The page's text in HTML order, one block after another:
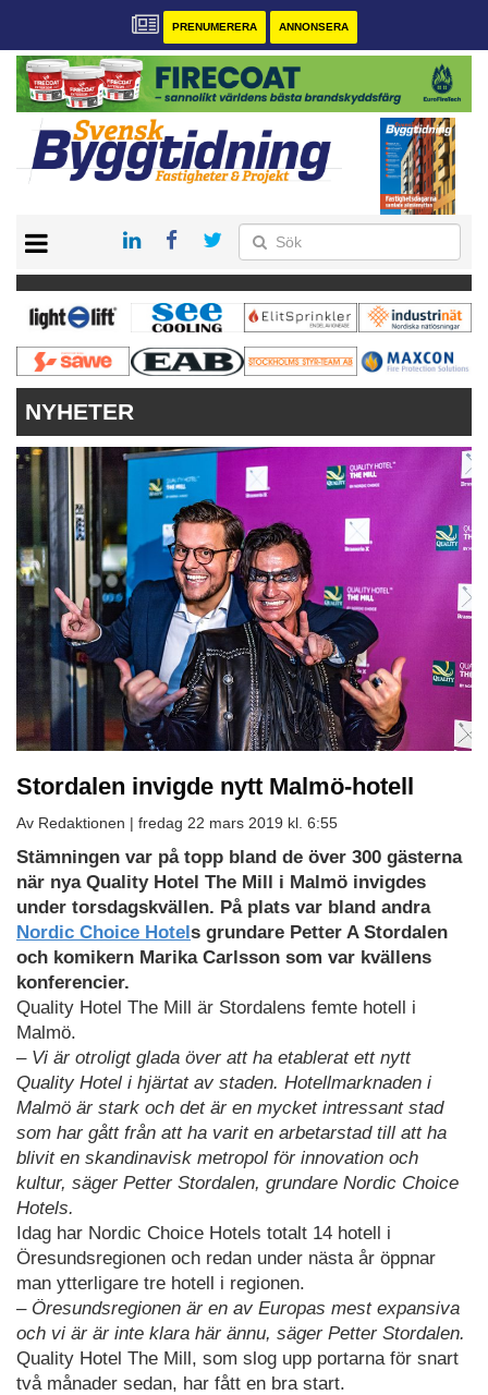
PRENUMERERA ANNONSERA
PRENUMERERA
VÅRA ANDRA MAGASIN
ANNONSERA
KONTAKT
NYHETER
Stordalen invigde nytt Malmö-hotell
Av Redaktionen | fredag 22 mars 2019 kl. 6:55
Stämningen var på topp bland de över 300 gästerna
när nya Quality Hotel The Mill i Malmö invigdes
under torsdagskvällen. På plats var bland andra
Nordic Choice Hotels grundare Petter A Stordalen
och komikern Marika Carlsson som var kvällens
konferencier.
Quality Hotel The Mill är Stordalens femte hotell i
Malmö.
– Vi är otroligt glada över att ha etablerat ett nytt
Quality Hotel i hjärtat av staden. Hotellmarknaden i
Malmö är stark och det är en mycket intressant stad
som har gått från att ha varit en arbetarstad till att ha
blivit en skandinavisk metropol för innovation och
kultur, säger Petter Stordalen, grundare Nordic Choice
Hotels.
Idag har Nordic Choice Hotels totalt 14 hotell i
Öresundsregionen och redan under nästa år öppnar
man ytterligare tre hotell i regionen.
– Öresundsregionen är en av Europas mest expansiva
och vi är är inte klara här ännu, säger Petter Stordalen.
Quality Hotel The Mill, som slog upp portarna för snart
två månader sedan, har fått en bra start.